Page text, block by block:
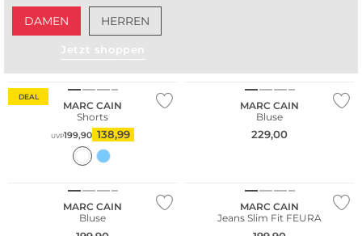
DAMEN HERREN
Jetzt shoppen
DEAL
MARC CAIN
Shorts
UVP199,90 138,99
MARC CAIN
Bluse
229,00
MARC CAIN
Bluse
MARC CAIN
Jeans Slim Fit FEURA